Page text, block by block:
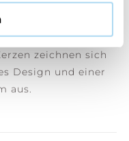
Kerzen füllen Ihr
und einladenden
zeichnen sich
Design und einer
aus.